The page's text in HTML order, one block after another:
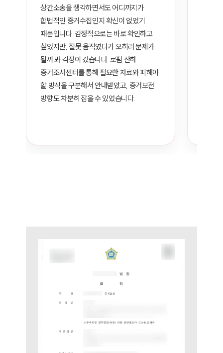
그룹소개
상간소송을 생각하면서도 어디까지가
합법적인 증거수집인지 확신이 없었기
때문입니다. 감정적으로는 바로 확인하고
싶었지만, 잘못 움직였다가 오히려 문제가
될까 봐 걱정이 컸습니다. 로펌 산하
증거조사센터를 통해 필요한 자료와 피해야
할 방식을 구분해서 안내받았고, 증거보전
방향도 차분히 잡을 수 있었습니다.